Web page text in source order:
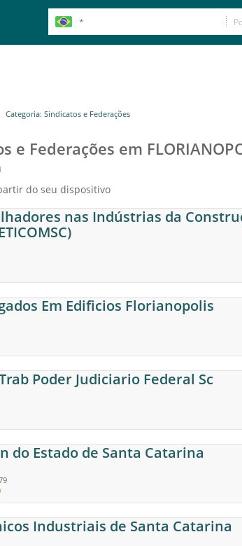
Categoria: Sindicatos e Federações
e Federações em
do seu dispositivo
nas Indústrias da
Em Edificios Florianopolis
Poder Judiciario Federal Sc
do Estado de Santa Catarina
Industriais de Santa Catarina